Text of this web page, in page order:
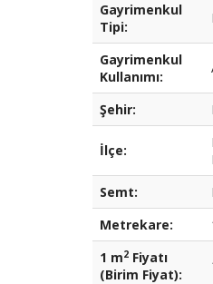
Gayrimenkul
Tipi:
Gayrimenkul
Kullanımı:
Şehir:
İlçe:
Semt:
Metrekare:
1 m2 Fiyatı
(Birim Fiyat):